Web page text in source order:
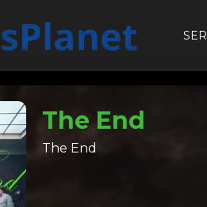
The End
The End